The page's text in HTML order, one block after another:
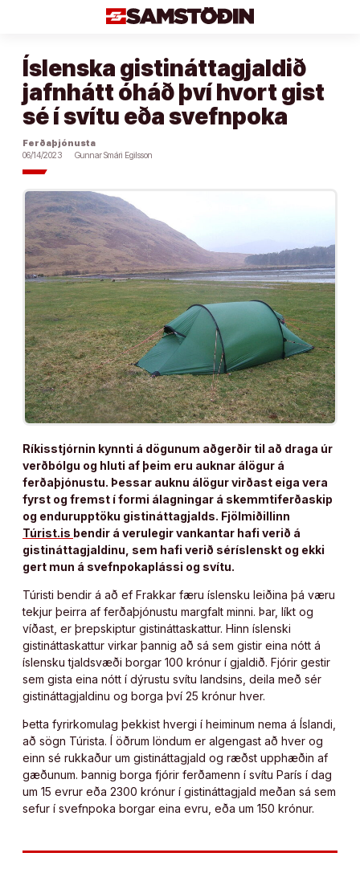
Íslenska gistináttagjaldið
jafnhátt óháð því hvort gist
sé í svítu eða svefnpoka
Ferðaþjónusta
06/14/2023
Gunnar Smári Egilsson
Ríkisstjórnin kynnti á dögunum aðgerðir til að draga úr
verðbólgu og hluti af þeim eru auknar álögur á
ferðaþjónustu. Þessar auknu álögur virðast eiga vera
fyrst og fremst í formi álagningar á skemmtiferðaskip
og endurupptöku gistináttagjalds. Fjölmiðillinn
Túrist.is bendir á verulegir vankantar hafi verið á
gistináttagjaldinu, sem hafi verið séríslenskt og ekki
gert mun á svefnpokaplássi og svítu.
Túristi bendir á að ef Frakkar færu íslensku leiðina þá væru
tekjur þeirra af ferðaþjónustu margfalt minni. Þar, líkt og
víðast, er þrepskiptur gistináttaskattur. Hinn íslenski
gistináttaskattur virkar þannig að sá sem gistir eina nótt á
íslensku tjaldsvæði borgar 100 krónur í gjaldið. Fjórir gestir
sem gista eina nótt í dýrustu svítu landsins, deila með sér
gistináttagjaldinu og borga því 25 krónur hver.
Þetta fyrirkomulag þekkist hvergi í heiminum nema á Íslandi,
að sögn Túrista. Í öðrum löndum er algengast að hver og
einn sé rukkaður um gistináttagjald og ræðst upphæðin af
gæðunum. Þannig borga fjórir ferðamenn í svítu París í dag
um 15 evrur eða 2300 krónur í gistináttagjald meðan sá sem
sefur í svefnpoka borgar eina evru, eða um 150 krónur.